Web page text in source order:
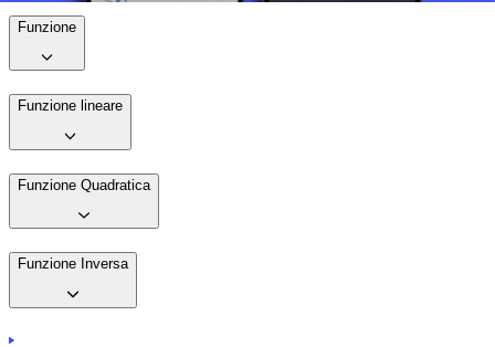
Funzione
Funzione lineare
Funzione Quadratica
Funzione Inversa